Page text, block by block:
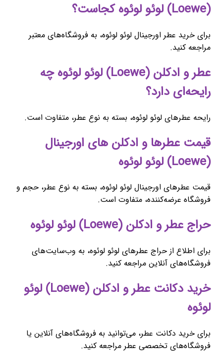
(Loewe) لوئو لوئوه کجاست؟
برای خرید عطر اورجینال لوئو لوئوه، به فروشگاه‌های معتبر
مراجعه کنید.
عطر و ادکلن (Loewe) لوئو لوئوه چه
رایحه‌ای دارد؟
رایحه عطرهای لوئو لوئوه، بسته به نوع عطر، متفاوت است.
قیمت عطرها و ادکلن های اورجینال
(Loewe) لوئو لوئوه
قیمت عطرهای اورجینال لوئو لوئوه، بسته به نوع عطر، حجم و
فروشگاه عرضه‌کننده، متفاوت است.
حراج عطر و ادکلن (Loewe) لوئو لوئوه
برای اطلاع از حراج عطرهای لوئو لوئوه، به وب‌سایت‌های
فروشگاه‌های آنلاین مراجعه کنید.
خرید دکانت عطر و ادکلن (Loewe) لوئو
لوئوه
برای خرید دکانت عطر، می‌توانید به فروشگاه‌های آنلاین یا
فروشگاه‌های تخصصی عطر مراجعه کنید.